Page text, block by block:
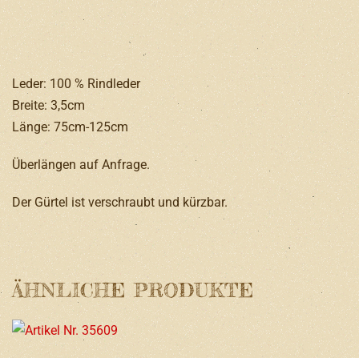
Leder: 100 % Rindleder
Breite: 3,5cm
Länge: 75cm-125cm
Überlängen auf Anfrage.
Der Gürtel ist verschraubt und kürzbar.
ÄHNLICHE PRODUKTE